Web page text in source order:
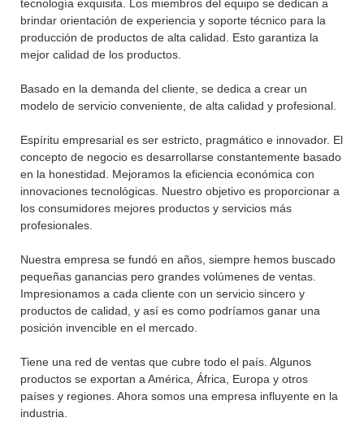
tecnología exquisita. Los miembros del equipo se dedican a
brindar orientación de experiencia y soporte técnico para la
producción de productos de alta calidad. Esto garantiza la
mejor calidad de los productos.
Basado en la demanda del cliente, se dedica a crear un
modelo de servicio conveniente, de alta calidad y profesional.
Espíritu empresarial es ser estricto, pragmático e innovador. El
concepto de negocio es desarrollarse constantemente basado
en la honestidad. Mejoramos la eficiencia económica con
innovaciones tecnológicas. Nuestro objetivo es proporcionar a
los consumidores mejores productos y servicios más
profesionales.
Nuestra empresa se fundó en años, siempre hemos buscado
pequeñas ganancias pero grandes volúmenes de ventas.
Impresionamos a cada cliente con un servicio sincero y
productos de calidad, y así es como podríamos ganar una
posición invencible en el mercado.
Tiene una red de ventas que cubre todo el país. Algunos
productos se exportan a América, África, Europa y otros
países y regiones. Ahora somos una empresa influyente en la
industria.